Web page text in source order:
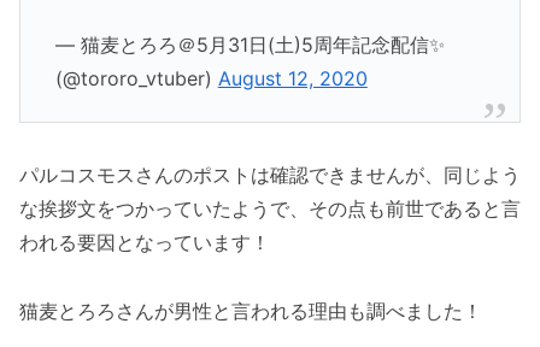
— 猫麦とろろ＠5月31日(土)5周年記念配信✨
(@tororo_vtuber) August 12, 2020
パルコスモスさんのポストは確認できませんが、同じよう
な挨拶文をつかっていたようで、その点も前世であると言
われる要因となっています！
猫麦とろろさんが男性と言われる理由も調べました！